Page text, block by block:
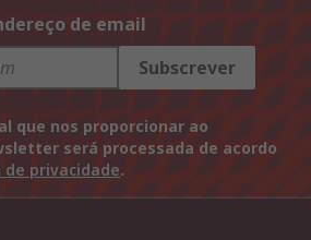
de email
Subscrever
que nos proporcionar ao
será processada de acordo
privacidade.